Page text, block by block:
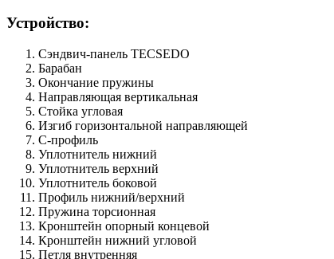
Устройство:
Сэндвич-панель TECSEDO
Барабан
Окончание пружины
Направляющая вертикальная
Стойка угловая
Изгиб горизонтальной направляющей
С-профиль
Уплотнитель нижний
Уплотнитель верхний
Уплотнитель боковой
Профиль нижний/верхний
Пружина торсионная
Кронштейн опорный концевой
Кронштейн нижний угловой
Петля внутренняя